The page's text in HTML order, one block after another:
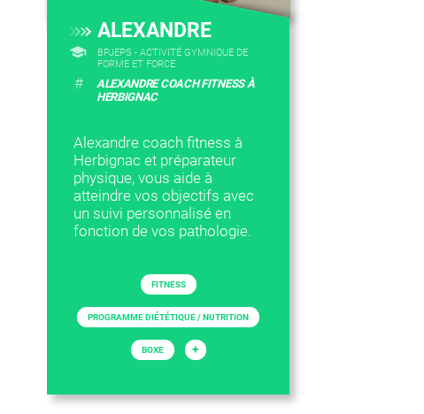
ALEXANDRE
BPJEPS - ACTIVITÉ GYMNIQUE DE
FORME ET FORCE
#
ALEXANDRE COACH FITNESS À
HERBIGNAC
Alexandre coach fitness à
Herbignac et préparateur
physique, vous aide à
atteindre vos objectifs avec
un suivi personnalisé en
fonction de vos pathologie.
FITNESS
PROGRAMME DIÉTÉTIQUE / NUTRITION
BOXE +